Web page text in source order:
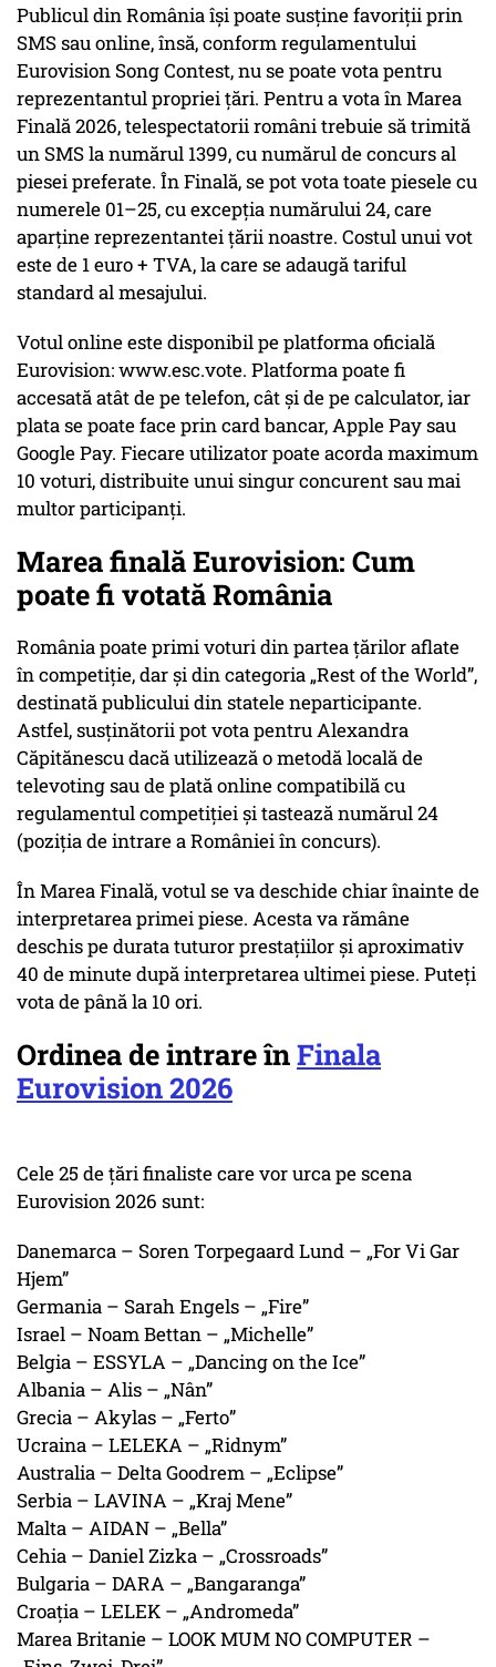
Publicul din România își poate susține favoriții prin
SMS sau online, însă, conform regulamentului
Eurovision Song Contest, nu se poate vota pentru
reprezentantul propriei țări. Pentru a vota în Marea
Finală 2026, telespectatorii români trebuie să trimită
un SMS la numărul 1399, cu numărul de concurs al
piesei preferate. În Finală, se pot vota toate piesele cu
numerele 01–25, cu excepția numărului 24, care
aparține reprezentantei țării noastre. Costul unui vot
este de 1 euro + TVA, la care se adaugă tariful
standard al mesajului.
Votul online este disponibil pe platforma oficială
Eurovision: www.esc.vote. Platforma poate fi
accesată atât de pe telefon, cât și de pe calculator, iar
plata se poate face prin card bancar, Apple Pay sau
Google Pay. Fiecare utilizator poate acorda maximum
10 voturi, distribuite unui singur concurent sau mai
multor participanți.
Marea finală Eurovision: Cum
poate fi votată România
România poate primi voturi din partea țărilor aflate
în competiție, dar și din categoria „Rest of the World”,
destinată publicului din statele neparticipante.
Astfel, susținătorii pot vota pentru Alexandra
Căpitănescu dacă utilizează o metodă locală de
televoting sau de plată online compatibilă cu
regulamentul competiției și tastează numărul 24
(poziția de intrare a României în concurs).
În Marea Finală, votul se va deschide chiar înainte de
interpretarea primei piese. Acesta va rămâne
deschis pe durata tuturor prestațiilor și aproximativ
40 de minute după interpretarea ultimei piese. Puteți
vota de până la 10 ori.
Ordinea de intrare înFinala
Eurovision 2026
Cele 25 de țări finaliste care vor urca pe scena
Eurovision 2026 sunt:
Danemarca – Soren Torpegaard Lund – „For Vi Gar
Hjem”
Germania – Sarah Engels – „Fire”
Israel – Noam Bettan – „Michelle”
Belgia – ESSYLA – „Dancing on the Ice”
Albania – Alis – „Nân”
Grecia – Akylas – „Ferto”
Ucraina – LELEKA – „Ridnym”
Australia – Delta Goodrem – „Eclipse”
Serbia – LAVINA – „Kraj Mene”
Malta – AIDAN – „Bella”
Cehia – Daniel Zizka – „Crossroads”
Bulgaria – DARA – „Bangaranga”
Croația – LELEK – „Andromeda”
Marea Britanie – LOOK MUM NO COMPUTER –